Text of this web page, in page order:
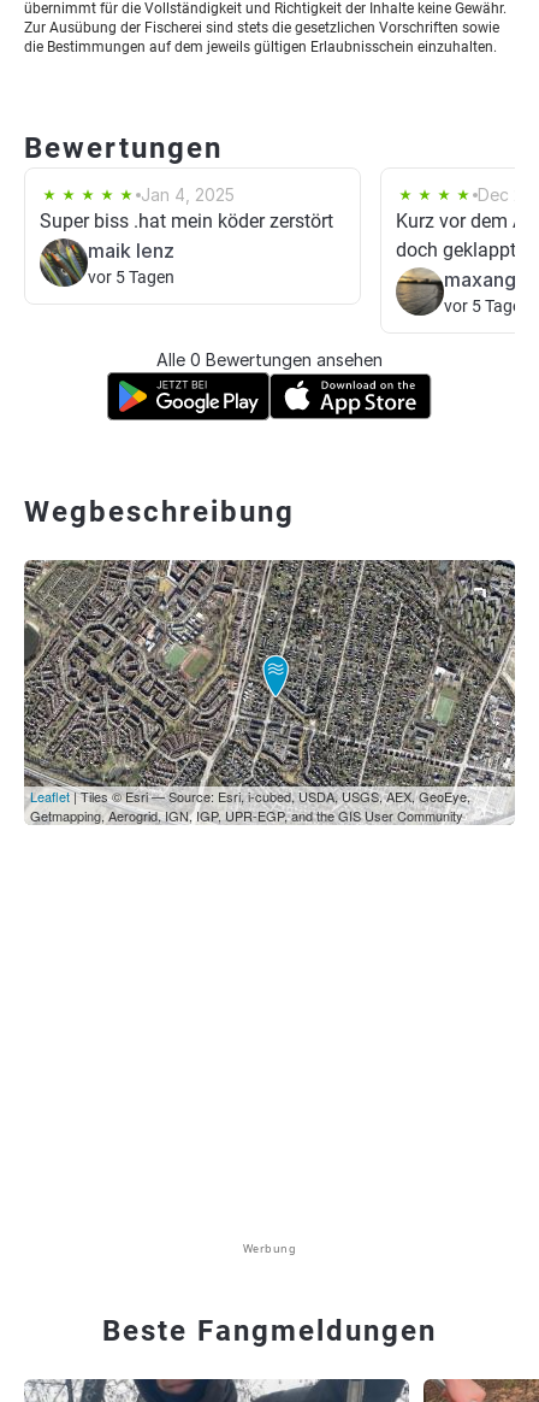
übernimmt für die Vollständigkeit und Richtigkeit der Inhalte keine Gewähr.
Zur Ausübung der Fischerei sind stets die gesetzlichen Vorschriften sowie
die Bestimmungen auf dem jeweils gültigen Erlaubnisschein einzuhalten.
Bewertungen
Jan 4, 2025
Super biss .hat mein köder zerstört
maik lenz
vor 5 Tagen
Dec
Kurz vor dem
doch geklappt
vor 5 Tagen
Alle 0 Bewertungen ansehen
Wegbeschreibung
Leaflet| Tiles © Esri — Source: Esri, i-cubed, USDA, USGS, AEX, GeoEye,
Getmapping, Aerogrid, IGN, IGP, UPR-EGP, and the GIS User Community
Werbung
Beste Fangmeldungen